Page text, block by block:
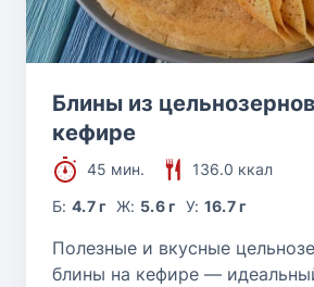
Блины из
кефире
45 мин.
136.0 ккал
Б:4.7 г Ж: 5.6 г У: 16.7 г
Полезные и вкусные
блины на кефире —